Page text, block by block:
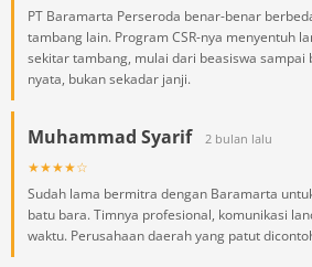
PT Baramarta Perseroda benar-benar
tambang lain. Program CSR-nya menyentuh
sekitar tambang, mulai dari beasiswa sampai
nyata, bukan sekadar janji.
Muhammad Syarif 2 bulan lalu
★★★★☆
Sudah lama bermitra dengan Baramarta
batu bara. Timnya profesional, komunikasi
waktu. Perusahaan daerah yang patut